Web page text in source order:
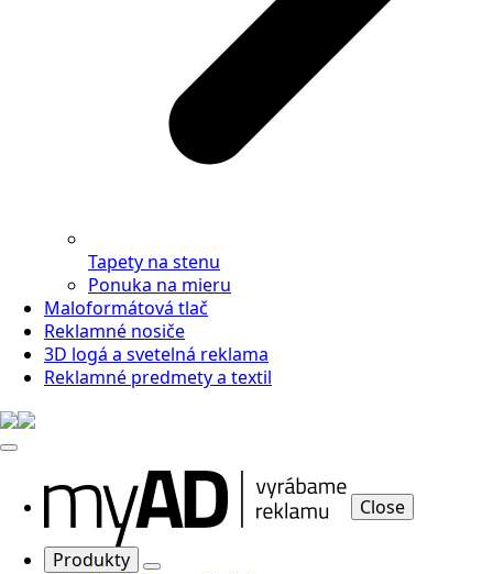
Tapety na stenu
Ponuka na mieru
Maloformátová tlač
Reklamné nosiče
3D logá a svetelná reklama
Reklamné predmety a textil
Close
Produkty